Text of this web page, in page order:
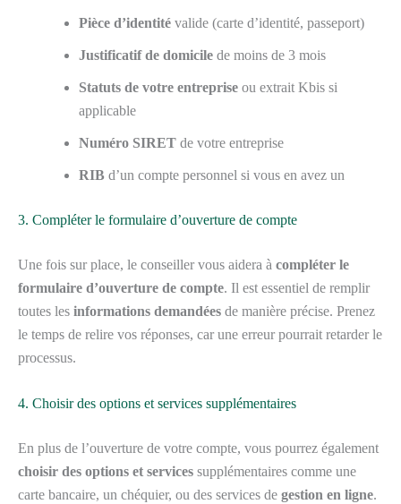
Pièce d’identité valide (carte d’identité, passeport)
Justificatif de domicile de moins de 3 mois
Statuts de votre entreprise ou extrait Kbis si
applicable
Numéro SIRET de votre entreprise
RIB d’un compte personnel si vous en avez un
3. Compléter le formulaire d’ouverture de compte
Une fois sur place, le conseiller vous aidera à compléter le
formulaire d’ouverture de compte. Il est essentiel de remplir
toutes les informations demandées de manière précise. Prenez
le temps de relire vos réponses, car une erreur pourrait retarder le
processus.
4. Choisir des options et services supplémentaires
En plus de l’ouverture de votre compte, vous pourrez également
choisir des options et services supplémentaires comme une
carte bancaire, un chéquier, ou des services de gestion en ligne.